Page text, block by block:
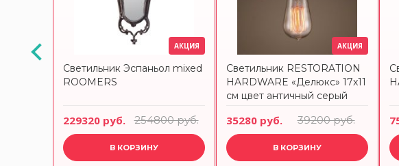
АКЦИЯ АКЦИЯ
Светильник Эспаньол mixed
ROOMERS
229320 руб. 254800 руб.
В КОРЗИНУ
АКЦИЯ
Светильник RESTORATION
HARDWARE «Делюкс» 17x11
см цвет античный серый
35280 руб. 39200 руб.
В КОРЗИНУ